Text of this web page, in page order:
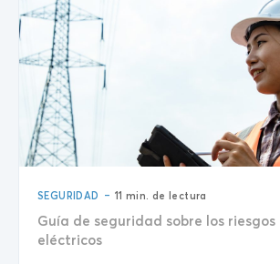
SEGURIDAD - 11 min. de lectura
Guía de seguridad sobre los riesgos
eléctricos